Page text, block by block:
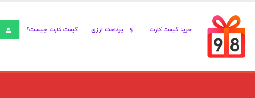
خرید گیفت کارت پرداخت ارزی گیفت کارت چیست؟